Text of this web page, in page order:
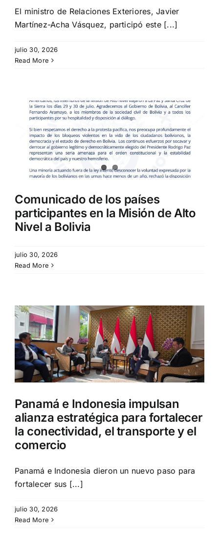
El ministro de Relaciones Exteriores, Javier
Martínez-Acha Vásquez, participó este [...]
julio 30, 2026
Read More
Comunicado de los países
participantes en la Misión de Alto
Nivel a Bolivia
julio 30, 2026
Read More
Panamá e Indonesia impulsan
alianza estratégica para fortalecer
la conectividad, el transporte y el
comercio
Panamá e Indonesia dieron un nuevo paso para
fortalecer sus [...]
julio 30, 2026
Read More